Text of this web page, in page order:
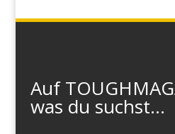
Auf
was du suchst...